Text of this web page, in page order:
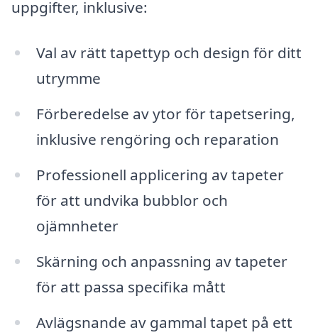
uppgifter, inklusive:
Val av rätt tapettyp och design för ditt
utrymme
Förberedelse av ytor för tapetsering,
inklusive rengöring och reparation
Professionell applicering av tapeter
för att undvika bubblor och
ojämnheter
Skärning och anpassning av tapeter
för att passa specifika mått
Avlägsnande av gammal tapet på ett